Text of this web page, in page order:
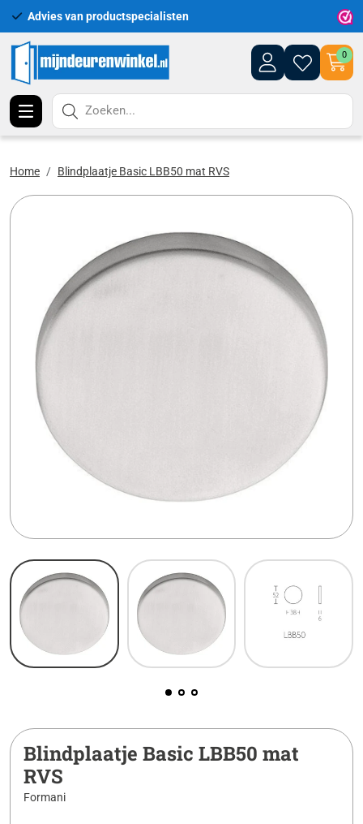
van productspecialisten Uitgebreid
0
Zoeken...
Home Blindplaatje Basic LBB50 mat RVS
Blindplaatje Basic LBB50 mat
RVS
Formani